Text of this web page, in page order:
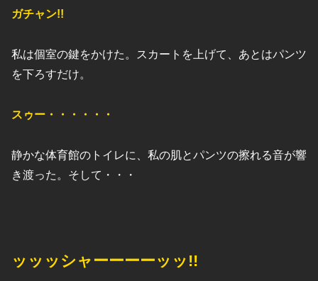
ガチャン!!
私は個室の鍵をかけた。スカートを上げて、あとはパンツ
を下ろすだけ。
スゥー・・・・・・
静かな体育館のトイレに、私の肌とパンツの擦れる音が響
き渡った。そして・・・
ッッッシャーーーーッッ!!